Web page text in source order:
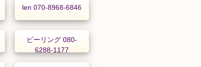
len 070-8968-6846
ピーリング 080-
6288-1177